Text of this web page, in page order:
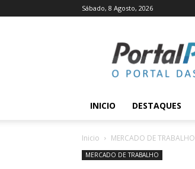
Sábado, 8 Agosto, 2026
Pinzón
INICIO DESTAQUES
Inicio MERCADO DE TRABALHO
MERCADO DE TRABALHO